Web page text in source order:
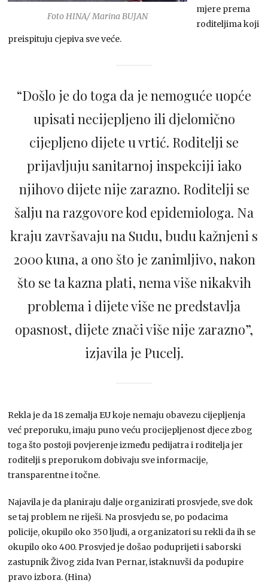
Foto HINA/ Marina BUJAN
mjere prema
roditeljima koji
preispituju cjepiva sve veće.
“Došlo je do toga da je nemoguće uopće
upisati necijepljeno ili djelomično
cijepljeno dijete u vrtić. Roditelji se
prijavljuju sanitarnoj inspekciji iako
njihovo dijete nije zarazno. Roditelji se
šalju na razgovore kod epidemiologa. Na
kraju završavaju na Sudu, budu kažnjeni s
2000 kuna, a ono što je zanimljivo, nakon
što se ta kazna plati, nema više nikakvih
problema i dijete više ne predstavlja
opasnost, dijete znači više nije zarazno”,
izjavila je Pucelj.
Rekla je da 18 zemalja EU koje nemaju obavezu cijepljenja
već preporuku, imaju puno veću procijepljenost djece zbog
toga što postoji povjerenje između pedijatra i roditelja jer
roditelji s preporukom dobivaju sve informacije,
transparentne i točne.
Najavila je da planiraju dalje organizirati prosvjede, sve dok
se taj problem ne riješi. Na prosvjedu se, po podacima
policije, okupilo oko 350 ljudi, a organizatori su rekli da ih se
okupilo oko 400. Prosvjed je došao poduprijeti i saborski
zastupnik Živog zida Ivan Pernar, istaknuvši da podupire
pravo izbora. (Hina)